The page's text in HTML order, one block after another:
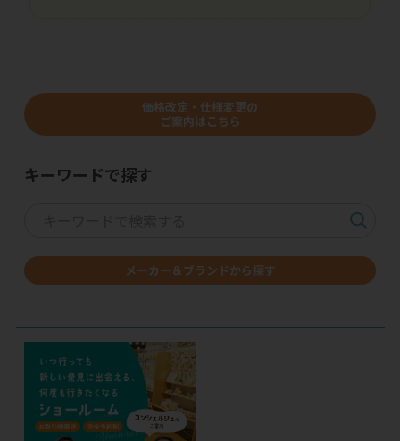
価格改定・仕様変更の
ご案内はこちら
キーワードで探す
メーカー＆ブランドから探す